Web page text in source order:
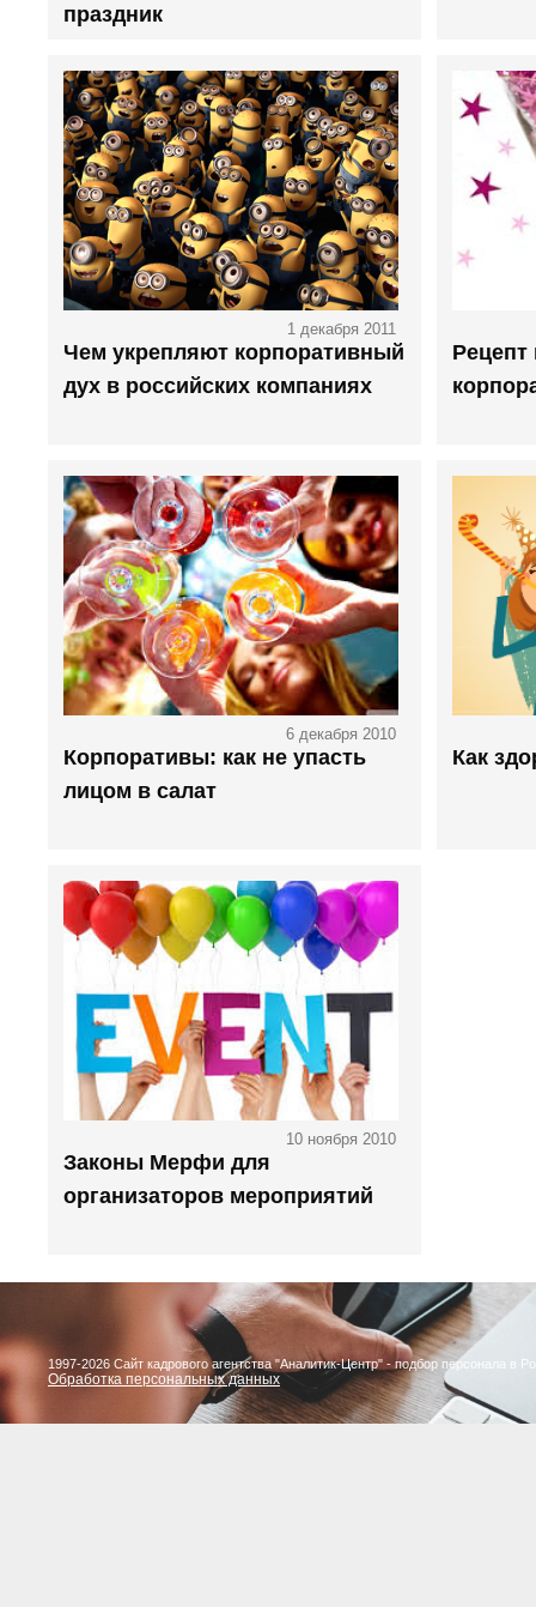
праздник
1 декабря 2011
Чем укрепляют корпоративный
дух в российских компаниях
Рецепт
6 декабря 2010
Корпоративы: как не упасть
лицом в салат
Как
10 ноября 2010
Законы Мерфи для
организаторов мероприятий
1997-2026 Сайт кадрового агентства "Аналитик-Центр" - подбор персонала в
Обработка персональных данных